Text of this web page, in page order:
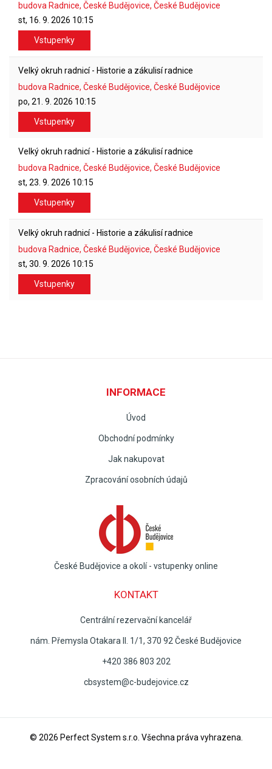
budova Radnice, České Budějovice, České Budějovice
st, 16. 9. 2026 10:15
Vstupenky
Velký okruh radnicí - Historie a zákulisí radnice
budova Radnice, České Budějovice, České Budějovice
po, 21. 9. 2026 10:15
Vstupenky
Velký okruh radnicí - Historie a zákulisí radnice
budova Radnice, České Budějovice, České Budějovice
st, 23. 9. 2026 10:15
Vstupenky
Velký okruh radnicí - Historie a zákulisí radnice
budova Radnice, České Budějovice, České Budějovice
st, 30. 9. 2026 10:15
Vstupenky
INFORMACE
Úvod
Obchodní podmínky
Jak nakupovat
Zpracování osobních údajů
České Budějovice a okolí - vstupenky online
KONTAKT
Centrální rezervační kancelář
nám. Přemysla Otakara II. 1/1, 370 92 České Budějovice
+420 386 803 202
cbsystem@c-budejovice.cz
© 2026 Perfect System s.r.o . Všechna práva vyhrazena.